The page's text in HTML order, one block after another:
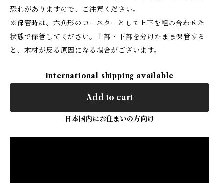
恐れがありますので、ご注意ください。
※保管時は、六角形のコースターとして上下を組み合わせた
状態で保管してください。上部・下部を分けたまま保管する
と、木材が反る原因になる場合がございます。
International shipping available
Add to cart
日本国内にお住まいの方向け